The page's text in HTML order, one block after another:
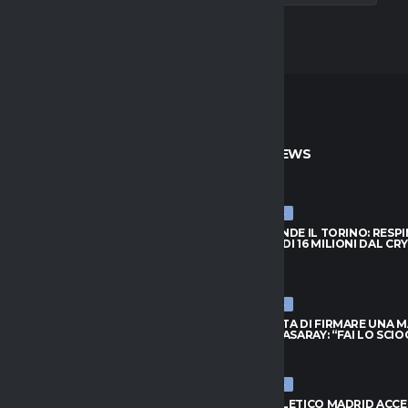
ULTIME NEWS
ULTIME NEWS
NJIE SI PRENDE IL TORINO:
L’OFFERTA DI 16 MILIONI DAL
ULTIME NEWS
LEAO RIFIUTA DI FIRMARE UNA
DEL GALATASARAY: “FAI LO
ULTIME NEWS
INTER, L’ATLETICO MADRID